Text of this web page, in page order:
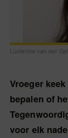
Lucienne van der
Vroeger
bepalen of
voor elk